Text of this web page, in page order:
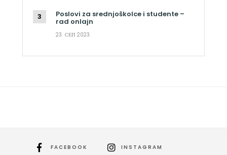
Poslovi za srednjoškolce i studente –
rad onlajn
23. СЕП 2023.
FACEBOOK INSTAGRAM